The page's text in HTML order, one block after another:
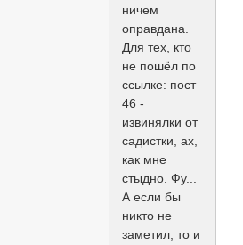
ничем
оправдана.
Для тех, кто
не пошёл по
ссылке: пост
46 -
извинялки от
садистки, ах,
как мне
стыдно. Фу...
А если бы
никто не
заметил, то и